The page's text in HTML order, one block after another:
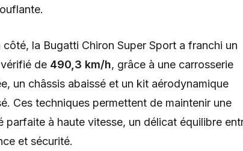
côté, la Bugatti Chiron Super Sport a franchi un
de 490,3 km/h, grâce à une carrosserie
un châssis abaissé et un kit aérodynamique
Ces techniques permettent de maintenir une
parfaite à haute vitesse, un délicat équilibre
et sécurité.